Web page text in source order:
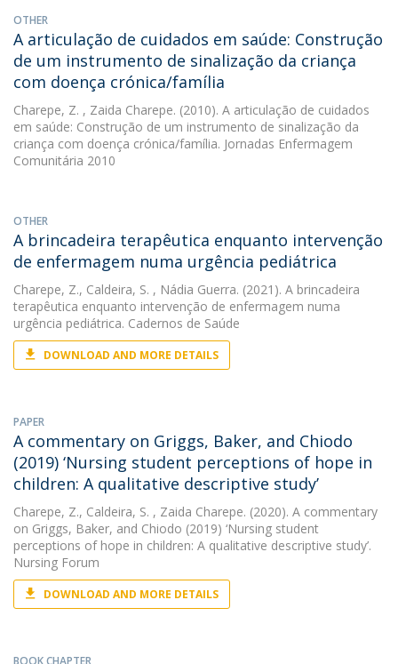
OTHER
A articulação de cuidados em saúde: Construção
de um instrumento de sinalização da criança
com doença crónica/família
Charepe, Z. , Zaida Charepe. (2010). A articulação de cuidados
em saúde: Construção de um instrumento de sinalização da
criança com doença crónica/família. Jornadas Enfermagem
Comunitária 2010
OTHER
A brincadeira terapêutica enquanto intervenção
de enfermagem numa urgência pediátrica
Charepe, Z., Caldeira, S. , Nádia Guerra. (2021). A brincadeira
terapêutica enquanto intervenção de enfermagem numa
urgência pediátrica. Cadernos de Saúde
DOWNLOAD AND MORE DETAILS
PAPER
A commentary on Griggs, Baker, and Chiodo
(2019) ‘Nursing student perceptions of hope in
children: A qualitative descriptive study’
Charepe, Z., Caldeira, S. , Zaida Charepe. (2020). A commentary
on Griggs, Baker, and Chiodo (2019) ‘Nursing student
perceptions of hope in children: A qualitative descriptive study’.
Nursing Forum
DOWNLOAD AND MORE DETAILS
BOOK CHAPTER